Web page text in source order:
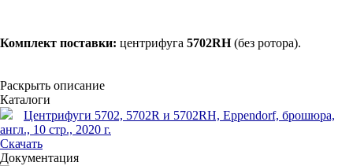
Комплект поставки: центрифуга 5702RH(без ротора).
Раскрыть описание
Каталоги
Центрифуги 5702, 5702R и 5702RH, Eppendorf, брошюра,
англ., 10 стр., 2020 г.
Скачать
Документация